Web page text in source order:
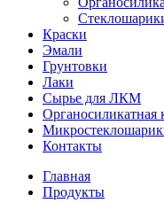
Краски
Эмали
Грунтовки
Лаки
Сырье для ЛКМ
Органосиликатная
Контакты
Главная
Продукты